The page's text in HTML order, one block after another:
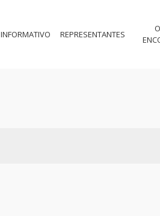
INFORMATIVO REPRESENTANTES